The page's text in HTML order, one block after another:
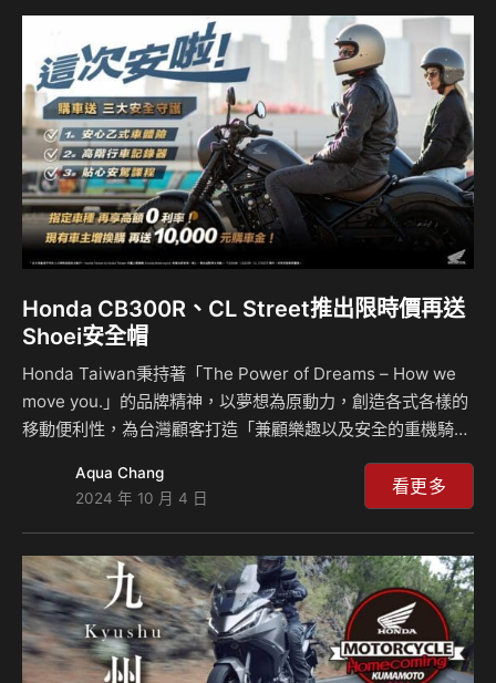
佳餚、盛大晚宴及精彩的舞台表演共邀車主同樂，除此之外，
也敬邀所有喜愛Honda的車友們分享與品牌／車系lifestyle車
主故事，即有機會獲得獨…
Honda CB300R、CL Street推出限時價再送
Shoei安全帽
Honda Taiwan秉持著「The Power of Dreams – How we
move you.」的品牌精神，以夢想為原動力，創造各式各樣的
移動便利性，為台灣顧客打造「兼顧樂趣以及安全的重機騎乘
高額0利率優惠，為了邀請更多車主加入二輪生活的行列，推
出「圓夢不必妥協專案」限量回饋價復古輕巧CB300R 19.9萬
以及盡情展現自我CL STREET 26.9萬再送Shoei安全帽，讓
所有車主體驗二輪生活的騎乘樂趣的同時，展現率性風格，網
路預約試乘還有機會抽中insta360，另外，為了感謝所有
Honda Motorcycle車主長…
Aqua Chang
2024 年 10 月 4 日
看更多